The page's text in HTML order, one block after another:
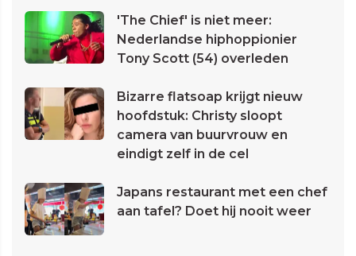
'The Chief' is niet meer:
Nederlandse hiphoppionier
Tony Scott (54) overleden
Bizarre flatsoap krijgt nieuw
hoofdstuk: Christy sloopt
camera van buurvrouw en
eindigt zelf in de cel
Japans restaurant met een chef
aan tafel? Doet hij nooit weer